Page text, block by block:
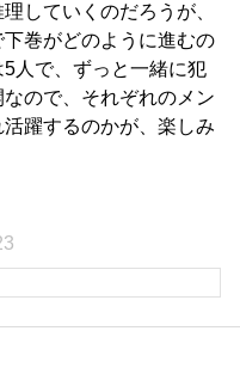
していくのだろうが、
巻がどのように進むの
人で、ずっと一緒に犯
ので、それぞれのメン
躍するのかが、楽しみ